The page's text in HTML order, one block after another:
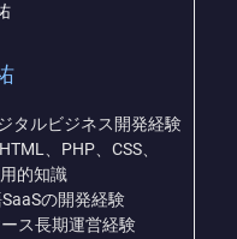
タルビジネス開発経験
、PHP、CSS、
的知識
の開発経験
ス長期運営経験